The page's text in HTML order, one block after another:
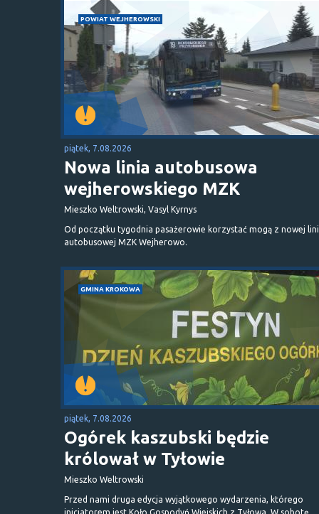
POWIAT WEJHEROWSKI
piątek, 7.08.2026
Nowa linia autobusowa
wejherowskiego MZK
Mieszko Weltrowski, Vasyl Kyrnys
Od początku tygodnia pasażerowie korzystać mogą z nowej
autobusowej MZK Wejherowo.
GMINA KROKOWA
piątek, 7.08.2026
Ogórek kaszubski będzie
królował w Tyłowie
Mieszko Weltrowski
Przed nami druga edycja wyjątkowego wydarzenia, którego
inicjatorem jest Koło Gospodyń Wiejskich z Tyłowa. W sobotę